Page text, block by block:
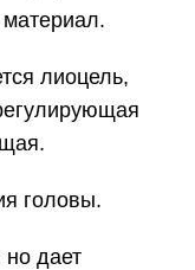
лиоцель,
головы.
но дает